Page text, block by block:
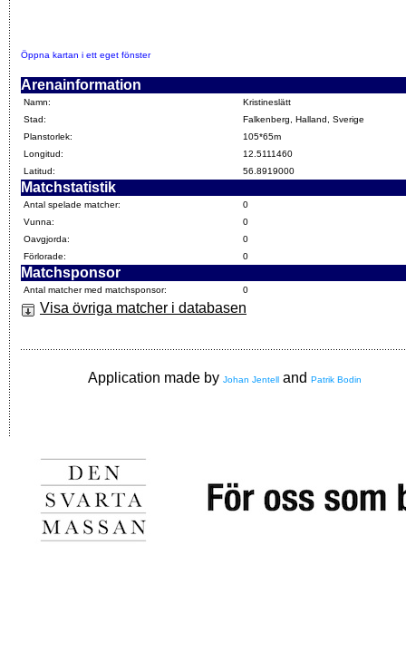
Öppna kartan i ett eget fönster
Arenainformation
Namn:
Kristineslätt
Stad:
Falkenberg, Halland, Sverige
Planstorlek:
105*65m
Longitud:
12.5111460
Latitud:
56.8919000
Matchstatistik
Antal spelade matcher:
0
Vunna:
0
Oavgjorda:
0
Förlorade:
0
Matchsponsor
Antal matcher med matchsponsor: 0
Visa övriga matcher i databasen
Application made by Johan Jentell and Patrik Bodin